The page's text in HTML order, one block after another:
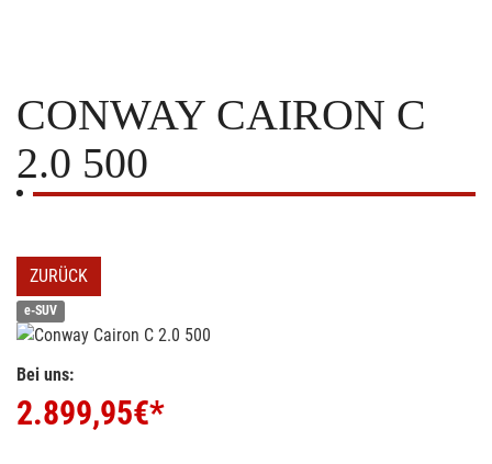
CONWAY CAIRON C
2.0 500
ZURÜCK
e-SUV
Bei uns:
2.899,95€*